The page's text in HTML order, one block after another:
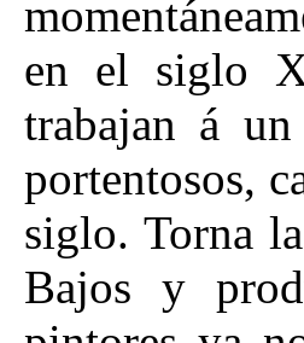
en el siglo
trabajan á
portentosos,
siglo. Torna
Bajos y